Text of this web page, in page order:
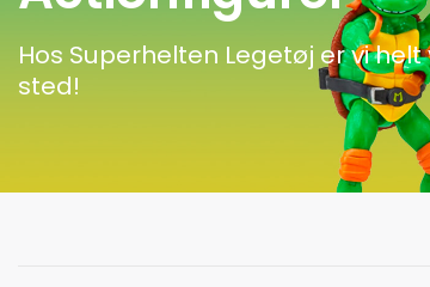
Hos Superhelten Legetøj er vi
sted!